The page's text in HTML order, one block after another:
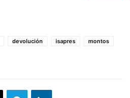
devolución isapres
montos